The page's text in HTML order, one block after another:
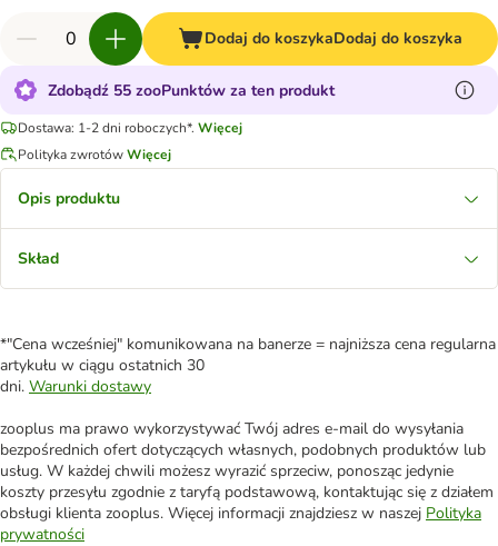
Dodaj do koszykaDodaj do koszyka
Zdobądź 55 zooPunktów za ten produkt
Dostawa: 1-2 dni roboczych*. Więcej
Polityka zwrotówWięcej
Opis produktu
Skład
*"Cena wcześniej" komunikowana na banerze = najniższa cena regularna
artykułu w ciągu ostatnich 30
dni. Warunki dostawy
zooplus ma prawo wykorzystywać Twój adres e-mail do wysyłania
bezpośrednich ofert dotyczących własnych, podobnych produktów lub
usług. W każdej chwili możesz wyrazić sprzeciw, ponosząc jedynie
koszty przesyłu zgodnie z taryfą podstawową, kontaktując się z działem
obsługi klienta zooplus. Więcej informacji znajdziesz w naszej Polityka
prywatności